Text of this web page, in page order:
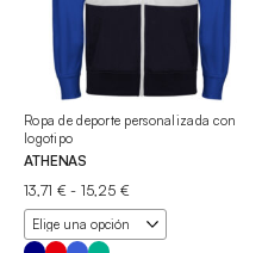
Ropa de deporte personalizada con
logotipo
ATHENAS
13,71 € - 15,25 €Rango
de
precios:
desde